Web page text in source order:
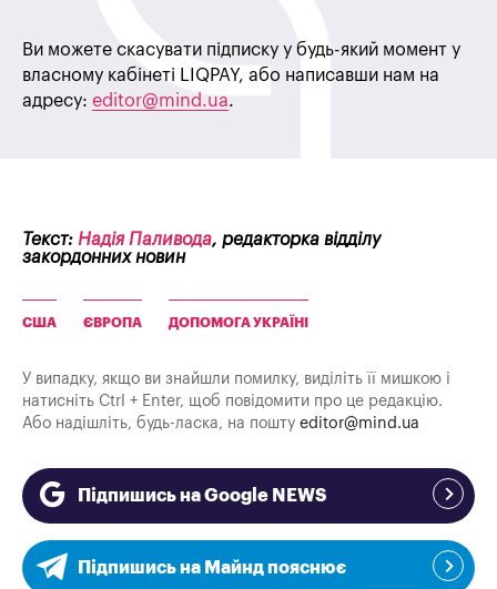
Ви можете скасувати підписку у будь-який момент у
власному кабінеті LIQPAY, або написавши нам на
адресу: editor@mind.ua.
Текст: Надія Паливода, редакторка відділу
закордонних новин
США ЄВРОПА ДОПОМОГА УКРАЇНІ
У випадку, якщо ви знайшли помилку, виділіть її мишкою і
натисніть Ctrl + Enter, щоб повідомити про це редакцію.
Або надішліть, будь-ласка, на пошту editor@mind.ua
Підпишись на Google NEWS
Підпишись на Майнд пояснює